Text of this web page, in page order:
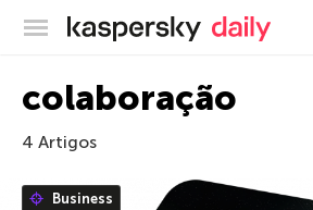
Blog oficial da
colaboração
4 Artigos
Business